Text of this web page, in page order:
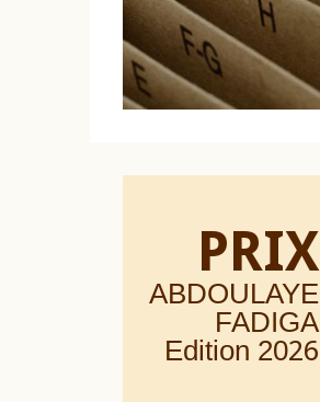
PRIX
ABDOULAYE
FADIGA
Edition 2026